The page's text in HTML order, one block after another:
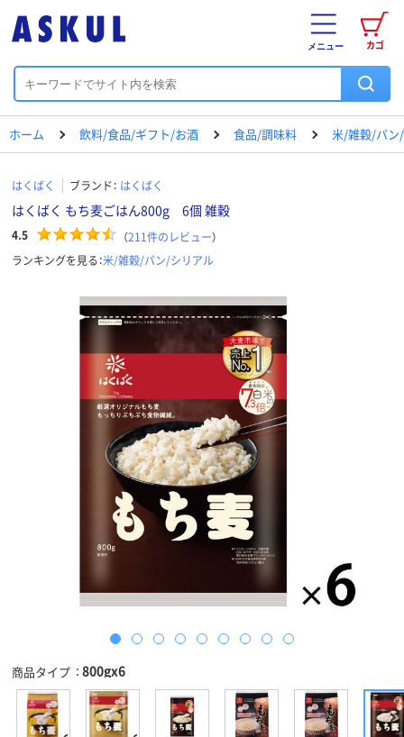
カゴ
メニュー
ホーム 飲料/食品/ギフト/お酒 食品/調味料 米/雑穀/パン
はくばく ブランド： はくばく
はくばく もち麦ごはん800g 6個 雑穀
4.5 （211件のレビュー）
ランキングを見る：米/雑穀/パン/シリアル
商品タイプ 800gx6